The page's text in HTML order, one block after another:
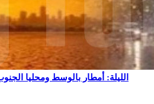
الليلة: أمطار بالوسط ومحليا الجنوب